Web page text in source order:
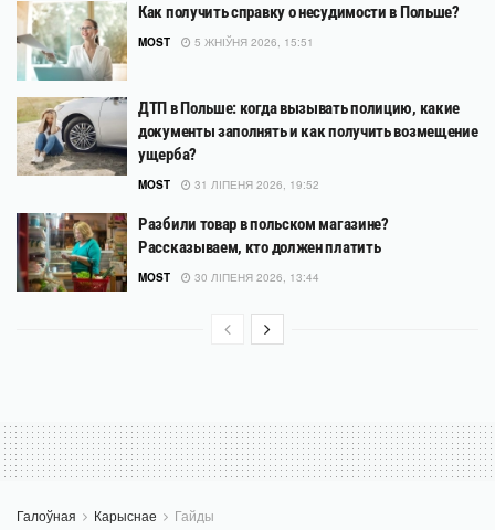
Как получить справку о несудимости в Польше?
MOST 5 ЖНІЎНЯ 2026, 15:51
ДТП в Польше: когда вызывать полицию, какие
документы заполнять и как получить возмещение
ущерба?
MOST 31 ЛІПЕНЯ 2026, 19:52
Разбили товар в польском магазине?
Рассказываем, кто должен платить
MOST 30 ЛІПЕНЯ 2026, 13:44
Галоўная Карыснае Гайды